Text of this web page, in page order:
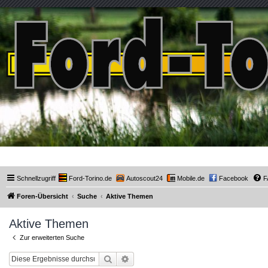
Ford-Torino.de
Schnellzugriff Ford-Torino.de Autoscout24 Mobile.de Facebook
Foren-Übersicht Suche Aktive Themen
Aktive Themen
Zur erweiterten Suche
Suche